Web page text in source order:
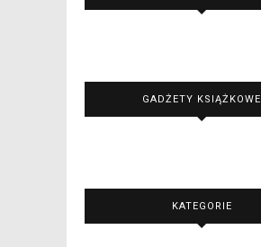
GADŻETY KSIĄŻKOWE
KATEGORIE